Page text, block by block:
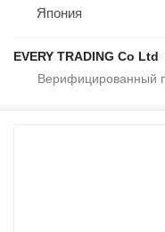
Япония
EVERY TRADING Co Ltd